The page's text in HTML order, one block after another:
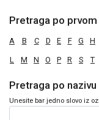
Pretraga po prvom
A B C D E F G H
L M N O P R S T
Pretraga po
Unesite bar jedno slovo iz